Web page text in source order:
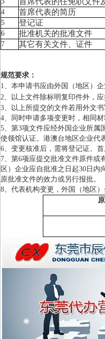
4 首席代表的简历
5 登记证
6 批准机关的批准文件
7 其它有关文件、证件
规范要求：
1、本申请书应由外国（地区）
2、以上文件除标明复印件外，
3、
以上所提交的文件若用外文
4、同时申请多项变更时，相同
5、第3项文件应经外国企业所属
使领馆认证。港澳台地区企业代
6、变更核准后，需将登记证、
7、第6项应提交批准文件原件或
区）企业应自批准之日起30日
原批准文件的效力或另行报批。
8、代表机构变更，外国（地区